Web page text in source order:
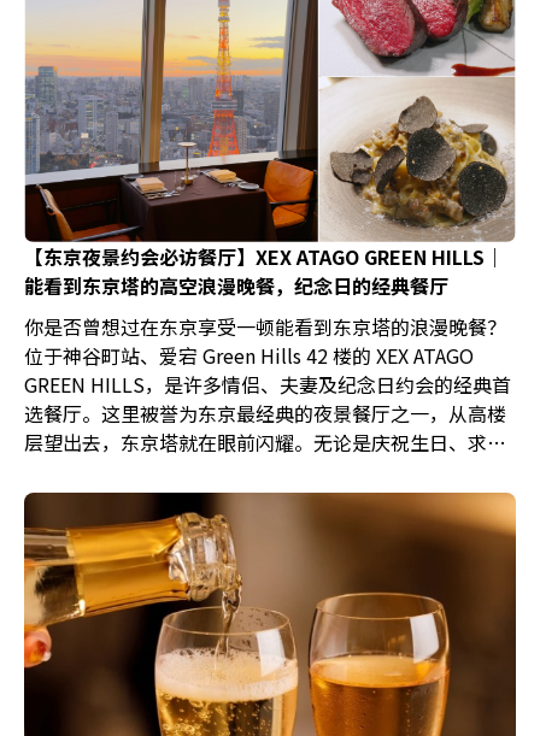
【东京夜景约会必访餐厅】XEX ATAGO GREEN HILLS｜
能看到东京塔的高空浪漫晚餐，纪念日的经典餐厅
你是否曾想过在东京享受一顿能看到东京塔的浪漫晚餐？
位于神谷町站、爱宕 Green Hills 42 楼的 XEX ATAGO
GREEN HILLS，是许多情侣、夫妻及纪念日约会的经典首
选餐厅。这里被誉为东京最经典的夜景餐厅之一，从高楼
层望出去，东京塔就在眼前闪耀。无论是庆祝生日、求
绝对不会错。餐厅提供意大利料理、寿司、天妇罗等多种
餐点，兼具优雅氛围与震撼景观，是我个人在日本少数会
想一再回访的餐厅之一。